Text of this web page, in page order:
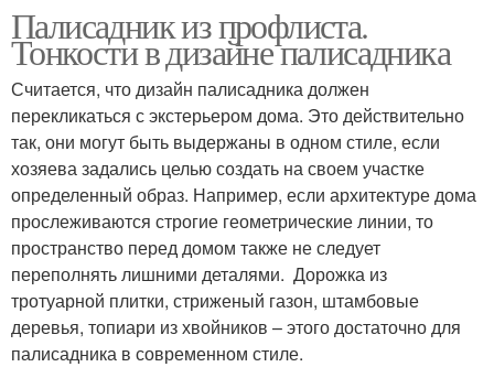
Красивый палисадник
домом
Палисадник из профлиста.
Тонкости в дизайне палисадника
Считается, что дизайн палисадника должен
перекликаться с экстерьером дома. Это действительно
так, они могут быть выдержаны в одном стиле, если
хозяева задались целью создать на своем участке
определенный образ. Например, если архитектуре дома
прослеживаются строгие геометрические линии, то
пространство перед домом также не следует
переполнять лишними деталями. Дорожка из
тротуарной плитки, стриженый газон, штамбовые
деревья, топиари из хвойников – этого достаточно для
палисадника в современном стиле.